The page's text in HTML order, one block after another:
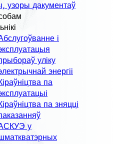
узоры дакументаў
і
уліку
энергіі
па
па зняцці
у